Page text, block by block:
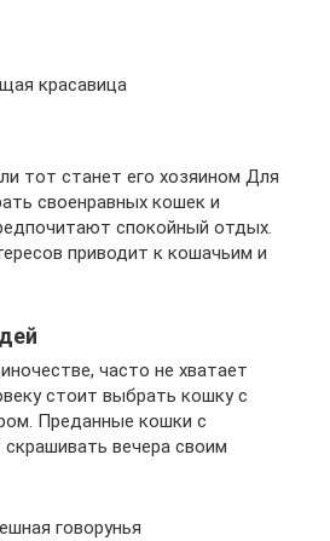
красавица
тот станет его хозяином Для
своенравных кошек и
спокойный отдых.
приводит к кошачьим и
часто не хватает
стоит выбрать кошку с
Преданные кошки с
вечера своим
говорунья